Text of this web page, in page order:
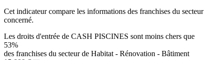
Cet indicateur compare les informations des franchises du secteur
concerné.
Les droits d'entrée de CASH PISCINES sont moins chers que
53%
des franchises du secteur de Habitat - Rénovation - Bâtiment